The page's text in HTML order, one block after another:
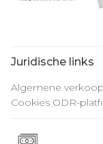
Juridische links
Algemene
Cookies ODR-